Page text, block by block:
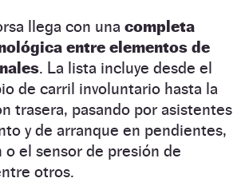
llega con una completa
entre elementos de
. La lista incluye desde el
de carril involuntario hasta la
trasera, pasando por asistentes
y de arranque en pendientes,
o el sensor de presión de
otros.